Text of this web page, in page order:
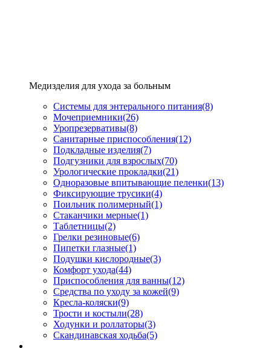
Медизделия для ухода за больным
Системы для энтерального питания(8)
Мочеприемники(26)
Уропрезервативы(8)
Санитарные приспособления(12)
Подкладные изделия(7)
Подгузники для взрослых(70)
Урологические прокладки(21)
Одноразовые впитывающие пеленки(13)
Фиксирующие трусики(4)
Поильник полимерный(1)
Стаканчики мерные(1)
Таблетницы(2)
Грелки резиновые(6)
Пипетки глазные(1)
Подушки кислородные(3)
Комфорт ухода(44)
Приспособления для ванны(12)
Средства по уходу за кожей(9)
Кресла-коляски(9)
Трости и костыли(28)
Ходунки и роллаторы(3)
Скандинавская ходьба(5)